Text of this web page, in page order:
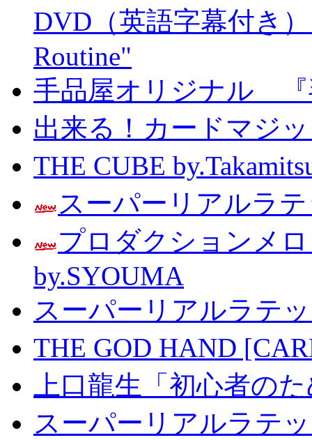
DVD（英語字幕付き
Routine"
手品屋オリジナル 『
出来る！カードマジ
THE CUBE
スーパーリアルラ
プロダクションメ
by.SYOUMA
スーパーリアルラテ
THE GOD HAND
上口龍生「初心者の
スーパーリアルラテ